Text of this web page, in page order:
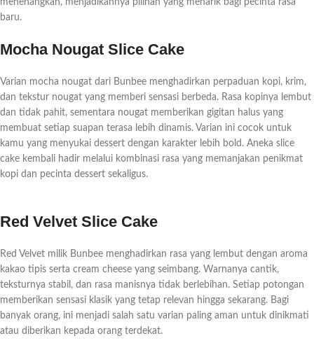
baru.
Mocha Nougat Slice Cake
Varian mocha nougat dari Bunbee menghadirkan perpaduan kopi, krim,
dan tekstur nougat yang memberi sensasi berbeda. Rasa kopinya lembut
dan tidak pahit, sementara nougat memberikan gigitan halus yang
membuat setiap suapan terasa lebih dinamis. Varian ini cocok untuk
kamu yang menyukai dessert dengan karakter lebih bold. Aneka slice
cake kembali hadir melalui kombinasi rasa yang memanjakan penikmat
kopi dan pecinta dessert sekaligus.
Red Velvet Slice Cake
Red Velvet milik Bunbee menghadirkan rasa yang lembut dengan aroma
kakao tipis serta cream cheese yang seimbang. Warnanya cantik,
teksturnya stabil, dan rasa manisnya tidak berlebihan. Setiap potongan
memberikan sensasi klasik yang tetap relevan hingga sekarang. Bagi
banyak orang, ini menjadi salah satu varian paling aman untuk dinikmati
atau diberikan kepada orang terdekat.